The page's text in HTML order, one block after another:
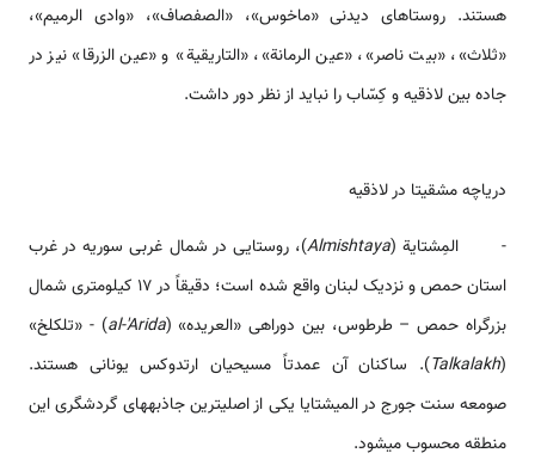
هستند. روستاهای دیدنی «ماخوس»، «الصفصاف»، «وادی الرمیم»،
«ثلاث»، «بیت ناصر»، «عین الرمانة»، «التاریقیة» و «عین الزرقا» نیز در
جاده بین لاذقیه و کِسّاب را نباید از نظر دور داشت.
دریاچه مشقیتا در لاذقیه
- المِشتاية (Almishtaya)، روستایی در شمال غربی سوریه در غرب
استان حمص و نزدیک لبنان واقع شده است؛ دقیقاً در 17 کیلومتری شمال
بزرگراه حمص – طرطوس، بین دوراهی «العریده» (al-'Arida) - «تلکلخ»
(
Talkalakh). ساکنان آن عمدتاً مسیحیان ارتدوکس یونانی هستند.
صومعه سنت جورج در المیشتایا یکی از اصلی­ترین جاذبه­های گردشگری این
منطقه محسوب می­شود.